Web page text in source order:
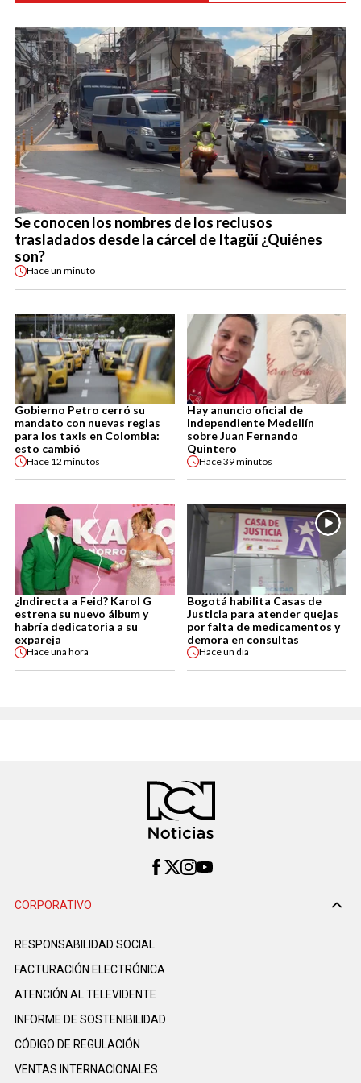
Se conocen los nombres de los reclusos
trasladados desde la cárcel de Itagüí ¿Quiénes
son?
Haceun minuto
Gobierno Petro cerró su
mandato con nuevas reglas
para los taxis en Colombia:
esto cambió
Hace 12 minutos
Hay anuncio oficial de
Independiente Medellín
sobre Juan Fernando
Quintero
Hace39 minutos
¿Indirecta a Feid? Karol G
estrena su nuevo álbum y
habría dedicatoria a su
expareja
Haceuna hora
Bogotá habilita Casas de
Justicia para atender quejas
por falta de medicamentos y
demora en consultas
Haceun día
CORPORATIVO
RESPONSABILIDAD SOCIAL
FACTURACIÓN ELECTRÓNICA
ATENCIÓN AL TELEVIDENTE
INFORME DE SOSTENIBILIDAD
CÓDIGO DE REGULACIÓN
VENTAS INTERNACIONALES